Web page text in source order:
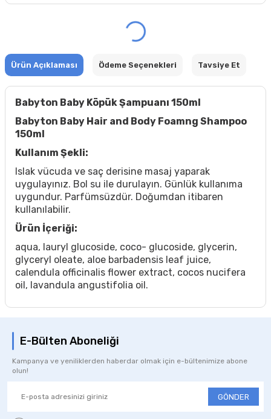
Ürün Açıklaması Ödeme Seçenekleri Tavsiye Et
Babyton Baby Köpük Şampuanı 150ml
Babyton Baby Hair and Body Foamng Shampoo
150ml
Kullanım Şekli:
Islak vücuda ve saç derisine masaj yaparak
uygulayınız. Bol su ile durulayın. Günlük kullanıma
uygundur. Parfümsüzdür. Doğumdan itibaren
kullanılabilir.
Ürün İçeriği:
aqua, lauryl glucoside, coco- glucoside, glycerin,
glyceryl oleate, aloe barbadensis leaf juice,
calendula officinalis flower extract, cocos nucifera
oil, lavandula angustifolia oil.
E-Bülten Aboneliği
Kampanya ve yeniliklerden haberdar olmak için e-bültenimize abone
olun!
GÖNDER